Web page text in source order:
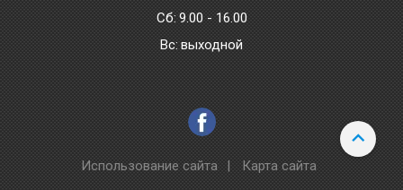
Сб: 9.00 - 16.00
Bc: выходной
Использование сайта | Карта сайта